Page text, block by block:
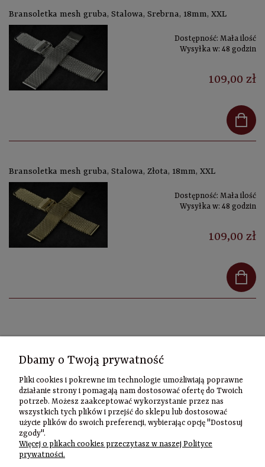
Bransoletka mesh gruba, Stalowa, Srebrna, 18mm, XXL
Dostępność: Mała ilość
Wysyłka w: 48 godzin
109,00 zł
Bransoletka mesh gruba, Stalowa, Złota, 18mm, XXL
Dostępność: Mała ilość
Wysyłka w: 48 godzin
109,00 zł
Szybki
kontakt
Zamówienia
Dbamy o Twoją prywatność
Pliki cookies i pokrewne im technologie umożliwiają poprawne
działanie strony i pomagają nam dostosować ofertę do Twoich
potrzeb. Możesz zaakceptować wykorzystanie przez nas
wszystkich tych plików i przejść do sklepu lub dostosować
użycie plików do swoich preferencji, wybierając opcję "Dostosuj
zgody".
Więcej o plikach cookies przeczytasz w naszej Polityce
prywatności.